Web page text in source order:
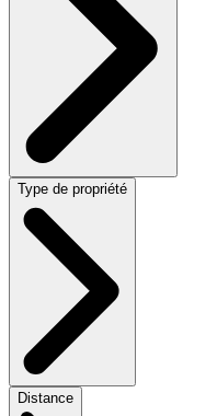
Type de propriété
Distance